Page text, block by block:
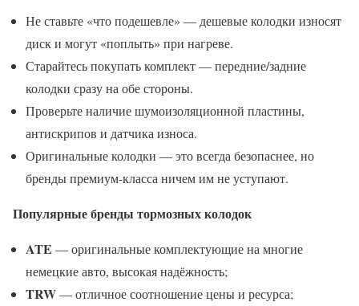
Не ставьте «что подешевле» — дешевые колодки износят
диск и могут «поплыть» при нагреве.
Старайтесь покупать комплект — передние/задние
колодки сразу на обе стороны.
Проверьте наличие шумоизоляционной пластины,
антискрипов и датчика износа.
Оригинальные колодки — это всегда безопаснее, но
бренды премиум-класса ничем им не уступают.
Популярные бренды тормозных колодок
ATE — оригинальные комплектующие на многие
немецкие авто, высокая надёжность;
TRW— отличное соотношение цены и ресурса;